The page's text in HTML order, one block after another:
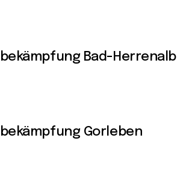
Bad-Herrenalb
Gorleben